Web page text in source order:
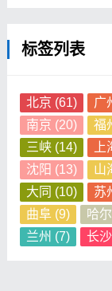
标签列表
北京 (61) 广
南京 (20) 福
三峡(14) 上
沈阳 (13) 山
大同 (10) 苏
曲阜(9) 哈
兰州 (7) 长沙